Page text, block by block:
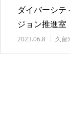
ダイバーシテ
ジョン推進室
2023.06.8
久留